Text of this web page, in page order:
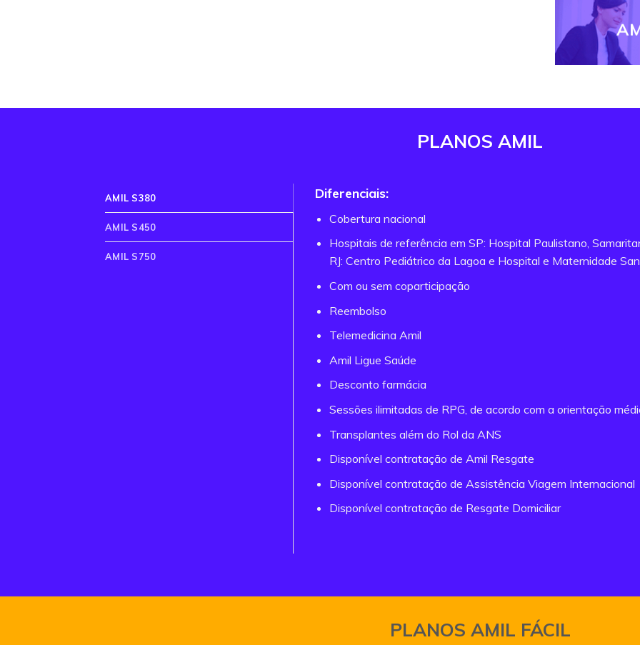
PLANOS AMIL
AMIL S380
AMIL S450
AMIL S750
Diferenciais:
Cobertura nacional
Hospitais de referência em SP: Hospital Paulistano,
RJ: Centro Pediátrico da Lagoa e Hospital e Maternidade
Com ou sem coparticipação
Reembolso
Telemedicina Amil
Amil Ligue Saúde
Desconto farmácia
Sessões ilimitadas de RPG, de acordo com a orientação
Transplantes além do Rol da ANS
Disponível contratação de Amil Resgate
Disponível contratação de Assistência Viagem Internacional
Disponível contratação de Resgate Domiciliar
PLANOS AMIL FÁCIL